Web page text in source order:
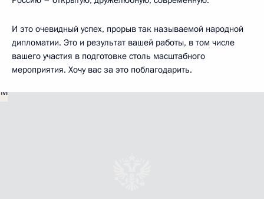
И это очевидный успех, прорыв так называемой народной
дипломатии. Это и результат вашей работы, в том числе
вашего участия в подготовке столь масштабного
мероприятия. Хочу вас за это поблагодарить.